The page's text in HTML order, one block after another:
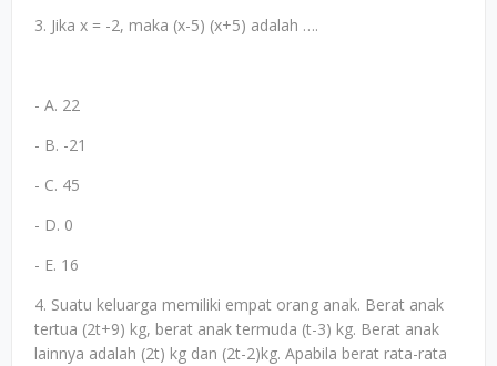
3. Jika x = -2, maka (x-5) (x+5) adalah ….
- A. 22
- B. -21
- C. 45
- D. 0
- E. 16
4. Suatu keluarga memiliki empat orang anak. Berat anak
tertua (2t+9) kg, berat anak termuda (t-3) kg. Berat anak
lainnya adalah (2t) kg dan (2t-2)kg. Apabila berat rata-rata